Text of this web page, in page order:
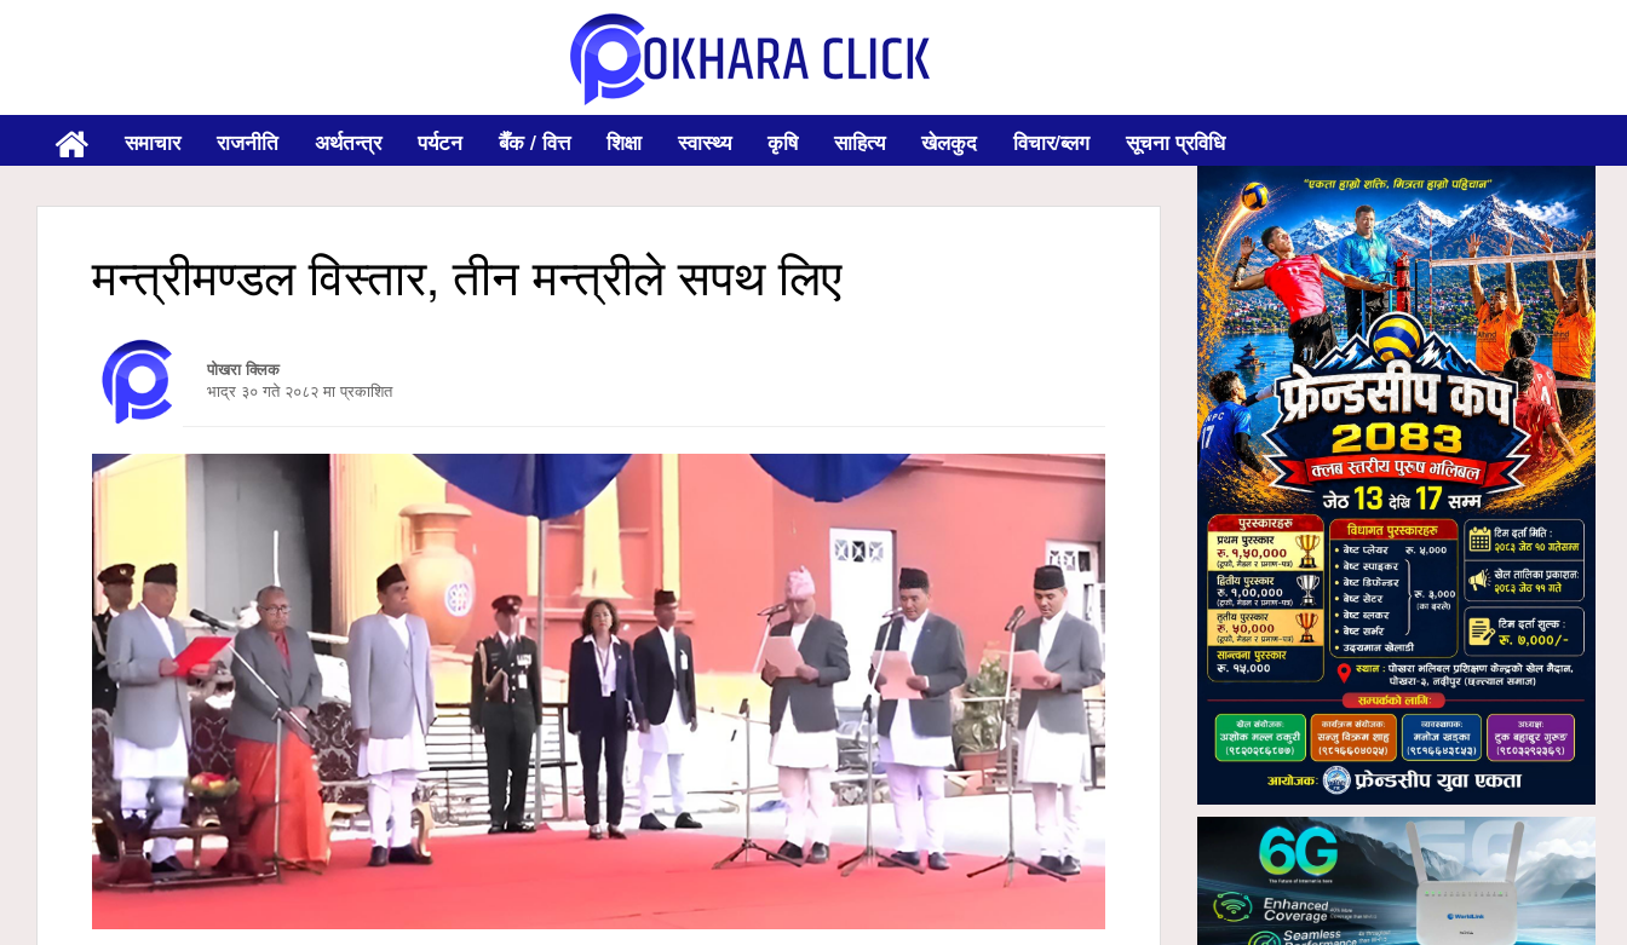
समाचार राजनीति अर्थतन्त्र पर्यटन बैँक / वित्त शिक्षा स्वास्थ्य कृषि साहित्य खेलकुद विचार/ब्लग सूचना प्रविधि
मन्त्रीमण्डल विस्तार, तीन मन्त्रीले सपथ लिए
पोखरा क्लिक
भाद्र ३० गते २०८२ मा प्रकाशित